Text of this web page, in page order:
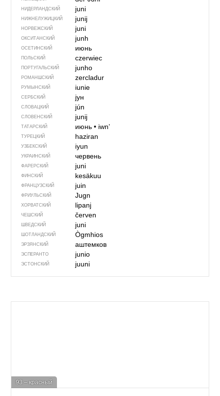
НИДЕРЛАНДСКИЙ juni
НИЖНЕЛУЖИЦКИЙ junij
НОРВЕЖСКИЙ juni
ОКСИТАНСКИЙ junh
ОСЕТИНСКИЙ июнь
ПОЛЬСКИЙ czerwiec
ПОРТУГАЛЬСКИЙ junho
РОМАНШСКИЙ zercladur
РУМЫНСКИЙ iunie
СЕРБСКИЙ јун
СЛОВАЦКИЙ jún
СЛОВЕНСКИЙ junij
ТАТАРСКИЙ июнь• iwn’
ТУРЕЦКИЙ haziran
УЗБЕКСКИЙ iyun
УКРАИНСКИЙ червень
ФАРЕРСКИЙ juni
ФИНСКИЙ kesäkuu
ФРАНЦУЗСКИЙ juin
ФРИУЛЬСКИЙ Jugn
ХОРВАТСКИЙ lipanj
ЧЕШСКИЙ červen
ШВЕДСКИЙ juni
ШОТЛАНДСКИЙ Ògmhios
ЭРЗЯНСКИЙ аштемков
ЭСПЕРАНТО junio
ЭСТОНСКИЙ juuni
93 – красный